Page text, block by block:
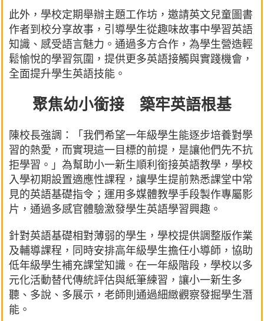
此外，學校定期舉辦主題工作坊，邀請英文兒童圖書
作者到校分享故事，引導學生從趣味故事中學習英語
知識、感受語言魅力。通過多方合作，為學生營造輕
鬆愉悅的學習氛圍，提供更多英語接觸與實踐機會，
全面提升學生英語技能。
聚焦幼小銜接 築牢英語根基
陳校長強調：「我們希望一年級學生能逐步培養對學
習的熱愛，而實現這一目標的前提，是讓他們先不抗
拒學習。」為幫助小一新生順利銜接英語教學，學校
入學初期設置適應性課程，讓學生提前熟悉課堂中常
見的英語基礎指令；運用多媒體教學手段製作專屬影
片，通過多感官體驗激發學生英語學習興趣。
針對英語基礎相對薄弱的學生，學校提供調整版作業
及輔導課程，同時安排高年級學生擔任小導師，協助
低年級學生補充課堂知識。在一年級階段，學校以多
元化活動替代傳統評估與紙筆練習，讓小一新生多
聽、多說、多展示，老師則通過細緻觀察發掘學生潛
能。